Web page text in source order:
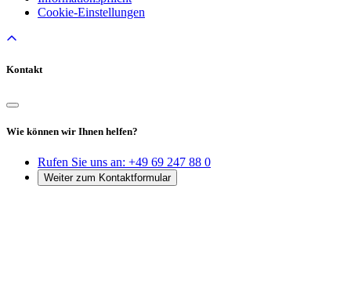
Cookie-Einstellungen
Kontakt
Wie können wir Ihnen helfen?
Rufen Sie uns an: +49 69 247 88 0